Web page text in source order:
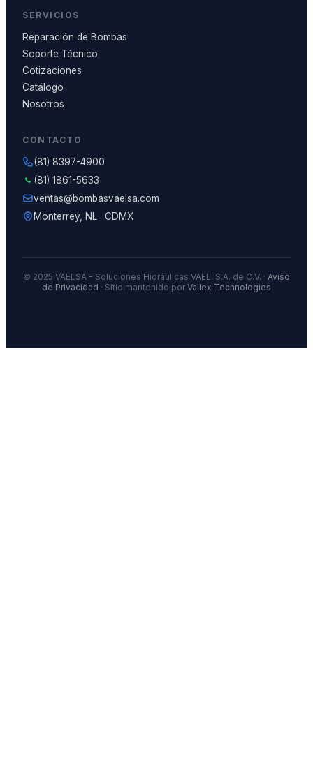
SERVICIOS
Reparación de Bombas
Soporte Técnico
Cotizaciones
Catálogo
Nosotros
CONTACTO
(81) 8397-4900
(81) 1861-5633
ventas@bombasvaelsa.com
Monterrey, NL · CDMX
© 2025 VAELSA - Soluciones Hidráulicas VAEL, S.A. de C.V. · Aviso
de Privacidad · Sitio mantenido por Vallex Technologies